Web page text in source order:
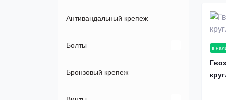
Пластиковые автозаклепки
Анкер-болт
Анкер-клин
Анкер-шпилька
Антивандальный крепеж
Болты
Автомобильные
Бронзовый крепеж
в